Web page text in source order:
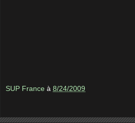
SUP France à 8/24/2009